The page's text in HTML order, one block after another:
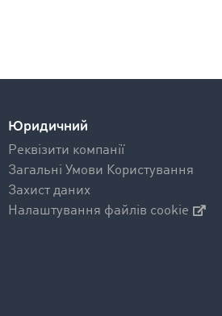
Юридичний
Реквізити компанії
Загальні Умови Користування
Захист даних
Налаштування файлів cookie